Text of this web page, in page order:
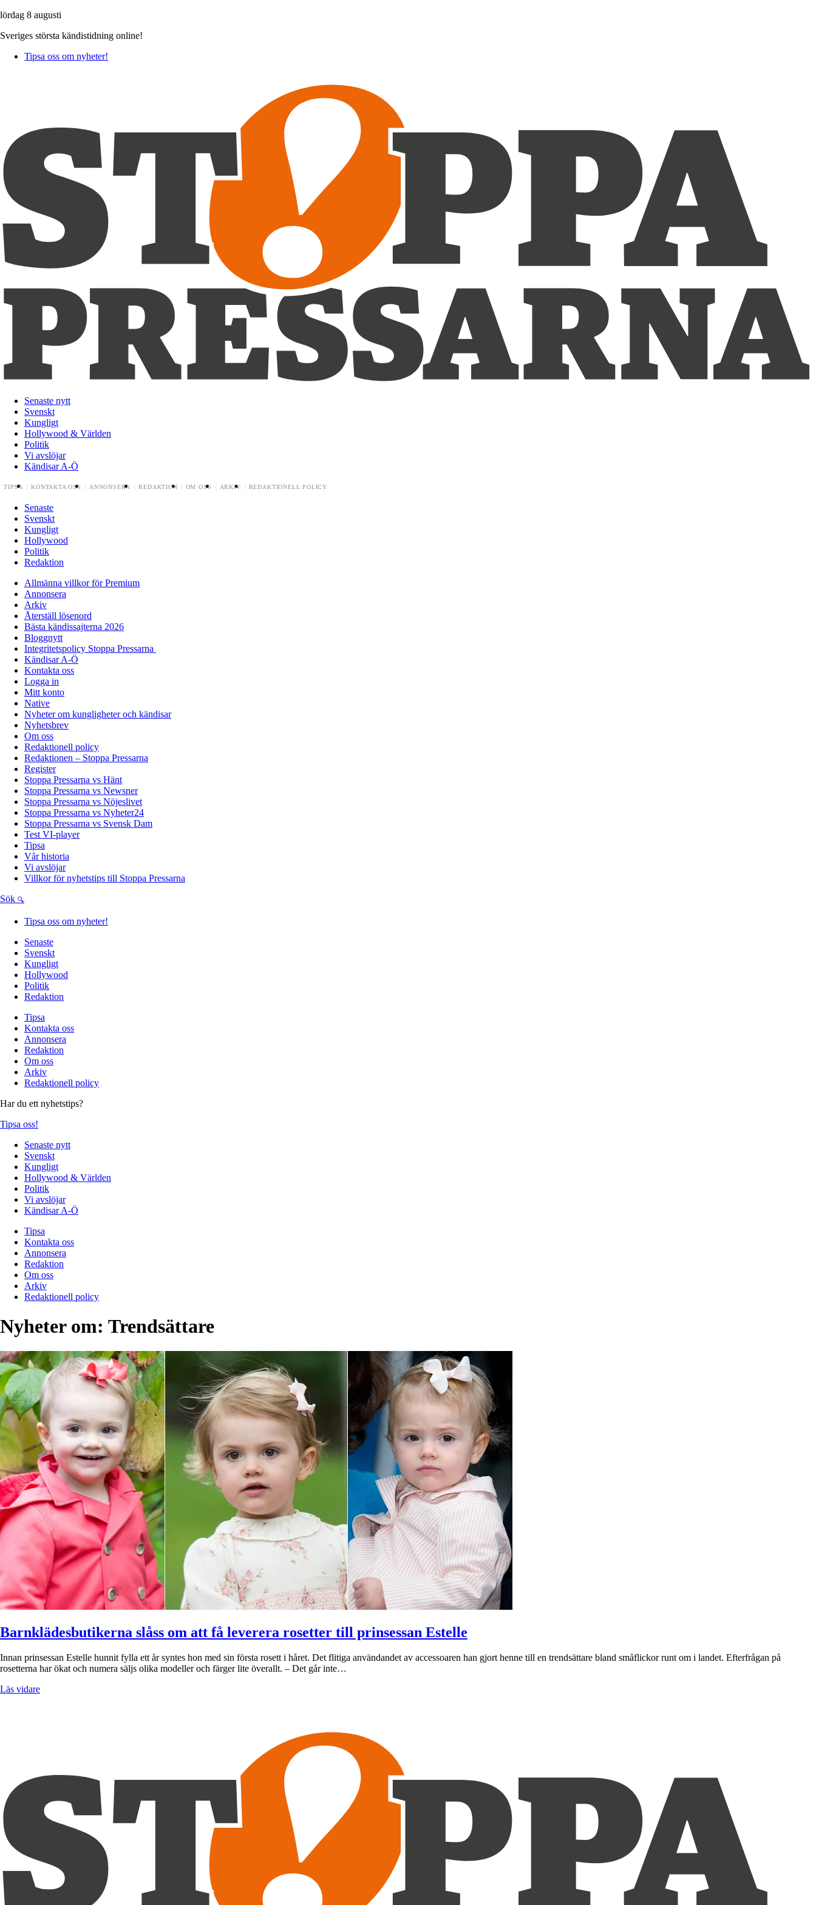
lördag 8 augusti
Sveriges största kändistidning online!
Tipsa oss om nyheter!
Senaste nytt
Svenskt
Kungligt
Hollywood & Världen
Politik
Vi avslöjar
Kändisar A-Ö
TIPSA KONTAKTA OSS ANNONSERA REDAKTION OM OSS ARKIV REDAKTIONELL POLICY
Senaste
Svenskt
Kungligt
Hollywood
Politik
Redaktion
Allmänna villkor för Premium
Annonsera
Arkiv
Återställ lösenord
Bästa kändissajterna 2026
Bloggnytt
Integritetspolicy Stoppa Pressarna
Kändisar A-Ö
Kontakta oss
Logga in
Mitt konto
Native
Nyheter om kungligheter och kändisar
Nyhetsbrev
Om oss
Redaktionell policy
Redaktionen – Stoppa Pressarna
Register
Stoppa Pressarna vs Hänt
Stoppa Pressarna vs Newsner
Stoppa Pressarna vs Nöjeslivet
Stoppa Pressarna vs Nyheter24
Stoppa Pressarna vs Svensk Dam
Test VI-player
Tipsa
Vår historia
Vi avslöjar
Villkor för nyhetstips till Stoppa Pressarna
Sök
Tipsa oss om nyheter!
Senaste
Svenskt
Kungligt
Hollywood
Politik
Redaktion
Tipsa
Kontakta oss
Annonsera
Redaktion
Om oss
Arkiv
Redaktionell policy
Har du ett nyhetstips?
Tipsa oss!
Senaste nytt
Svenskt
Kungligt
Hollywood & Världen
Politik
Vi avslöjar
Kändisar A-Ö
Tipsa
Kontakta oss
Annonsera
Redaktion
Om oss
Arkiv
Redaktionell policy
Nyheter om: Trendsättare
Barnklädesbutikerna slåss om att få leverera rosetter till prinsessan Estelle
Innan prinsessan Estelle hunnit fylla ett år syntes hon med sin första rosett i håret. Det flitiga användandet av accessoaren han gjort henne till en trendsättare bland småflickor runt om i landet. Efterfrågan på
rosetterna har ökat och numera säljs olika modeller och färger lite överallt. – Det går inte…
Läs vidare